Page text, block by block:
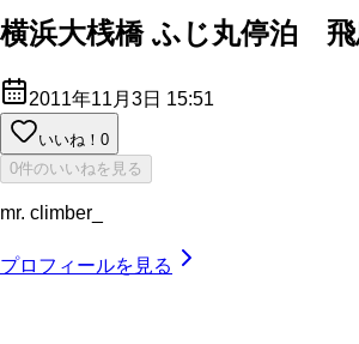
横浜大桟橋 ふじ丸停泊
2011年11月3日 15:51
いいね！ 0
0件のいいねを見る
mr. climber_
プロフィールを見る